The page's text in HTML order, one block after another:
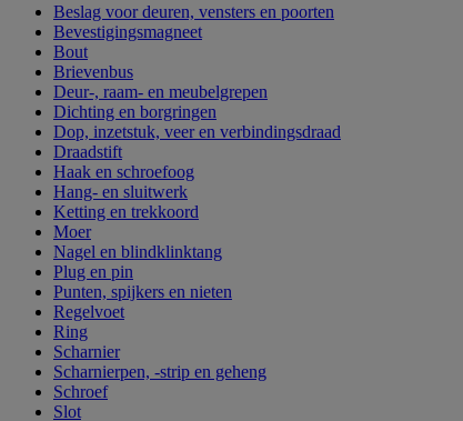
Beslag voor deuren, vensters en poorten
Bevestigingsmagneet
Bout
Brievenbus
Deur-, raam- en meubelgrepen
Dichting en borgringen
Dop, inzetstuk, veer en verbindingsdraad
Draadstift
Haak en schroefoog
Hang- en sluitwerk
Ketting en trekkoord
Moer
Nagel en blindklinktang
Plug en pin
Punten, spijkers en nieten
Regelvoet
Ring
Scharnier
Scharnierpen, -strip en geheng
Schroef
Slot